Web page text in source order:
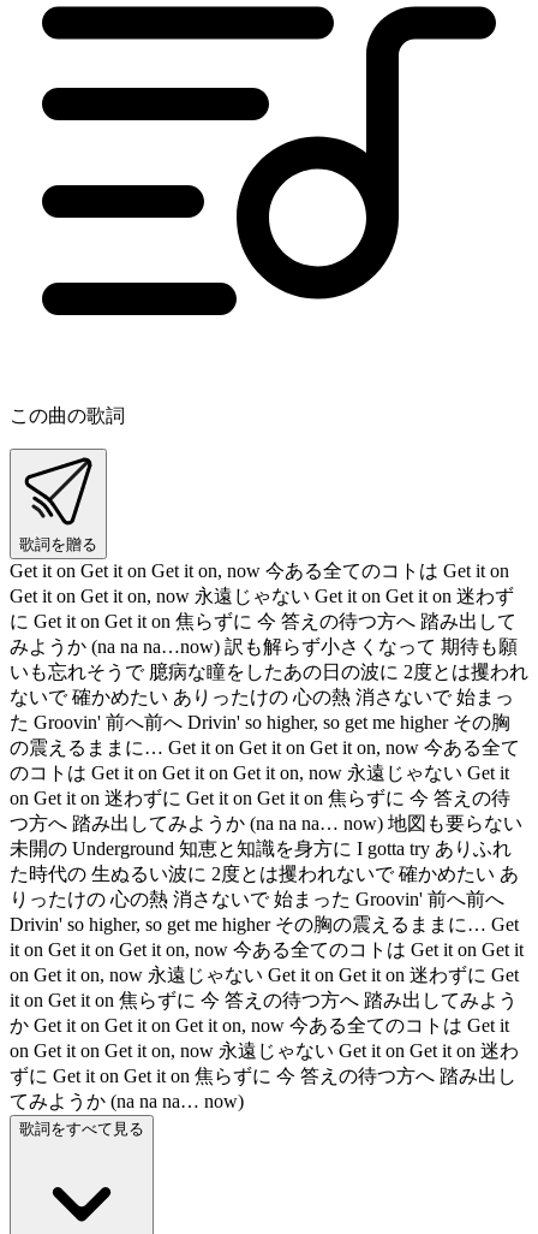
この曲の歌詞
歌詞を贈る
Get it on Get it on Get it on, now 今ある全てのコトは Get it on
Get it on Get it on, now 永遠じゃない Get it on Get it on 迷わず
に Get it on Get it on 焦らずに 今 答えの待つ方へ 踏み出して
みようか (na na na…now) 訳も解らず小さくなって 期待も願
いも忘れそうで 臆病な瞳をしたあの日の波に 2度とは攫われ
ないで 確かめたい ありったけの 心の熱 消さないで 始まっ
た Groovin' 前へ前へ Drivin' so higher, so get me higher その胸
の震えるままに… Get it on Get it on Get it on, now 今ある全て
のコトは Get it on Get it on Get it on, now 永遠じゃない Get it
on Get it on 迷わずに Get it on Get it on 焦らずに 今 答えの待
つ方へ 踏み出してみようか (na na na… now) 地図も要らない
未開の Underground 知恵と知識を身方に I gotta try ありふれ
た時代の 生ぬるい波に 2度とは攫われないで 確かめたい あ
りったけの 心の熱 消さないで 始まった Groovin' 前へ前へ
Drivin' so higher, so get me higher その胸の震えるままに… Get
it on Get it on Get it on, now 今ある全てのコトは Get it on Get it
on Get it on, now 永遠じゃない Get it on Get it on 迷わずに Get
it on Get it on 焦らずに 今 答えの待つ方へ 踏み出してみよう
か Get it on Get it on Get it on, now 今ある全てのコトは Get it
on Get it on Get it on, now 永遠じゃない Get it on Get it on 迷わ
ずに Get it on Get it on 焦らずに 今 答えの待つ方へ 踏み出し
てみようか (na na na… now)
歌詞をすべて見る